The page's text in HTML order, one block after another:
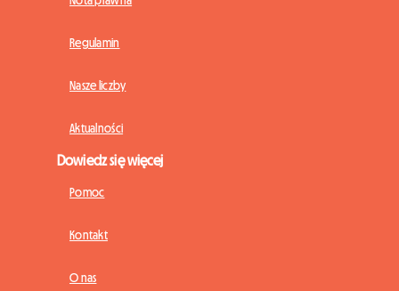
Regulamin
Nasze liczby
Aktualności
Dowiedz się więcej
Pomoc
Kontakt
O nas